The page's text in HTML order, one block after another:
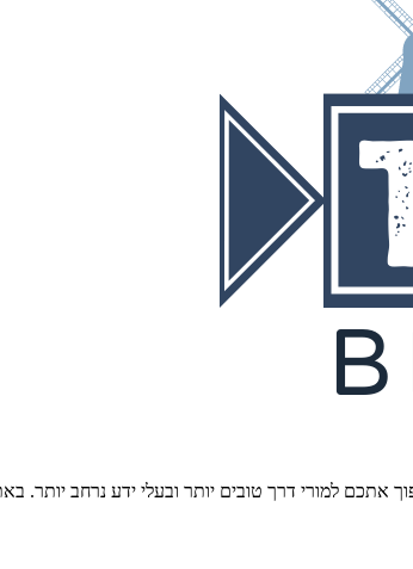
אתכם למורי דרך טובים יותר ובעלי ידע נרחב יותר.